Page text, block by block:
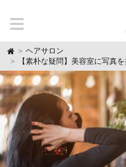
H
o
m
e
ヘアサロン
【素朴な疑問】美容室に写真